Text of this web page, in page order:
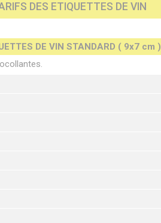
DES ETIQUETTES DE VIN
DE VIN STANDARD ( 9x7 cm )